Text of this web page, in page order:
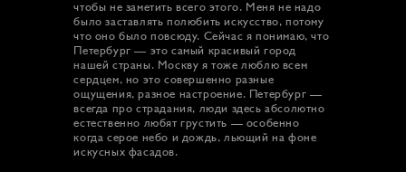
чтобы не заметить всего этого. Меня не надо
было заставлять полюбить искусство, потому
что оно было повсюду. Сейчас я понимаю, что
Петербург — это самый красивый город
нашей страны. Москву я тоже люблю всем
сердцем, но это совершенно разные
ощущения, разное настроение. Петербург —
всегда про страдания, люди здесь абсолютно
естественно любят грустить — особенно
когда серое небо и дождь, льющий на фоне
искусных фасадов.